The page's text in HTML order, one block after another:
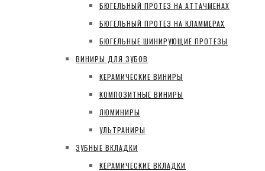
БЮГЕЛЬНЫЙ ПРОТЕЗ НА АТТАЧМЕНАХ
БЮГЕЛЬНЫЙ ПРОТЕЗ НА КЛАММЕРАХ
БЮГЕЛЬНЫЕ ШИНИРУЮЩИЕ ПРОТЕЗЫ
ВИНИРЫ ДЛЯ ЗУБОВ
КЕРАМИЧЕСКИЕ ВИНИРЫ
КОМПОЗИТНЫЕ ВИНИРЫ
ЛЮМИНИРЫ
УЛЬТРАНИРЫ
ЗУБНЫЕ ВКЛАДКИ
КЕРАМИЧЕСКИЕ ВКЛАДКИ